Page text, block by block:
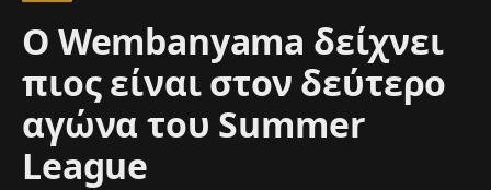
O Wembanyama δείχνει
πιος είναι στον δεύτερο
αγώνα του Summer
League